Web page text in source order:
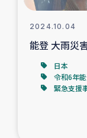
2024.10.04
能登 大雨災
日本
令和6年
緊急支援